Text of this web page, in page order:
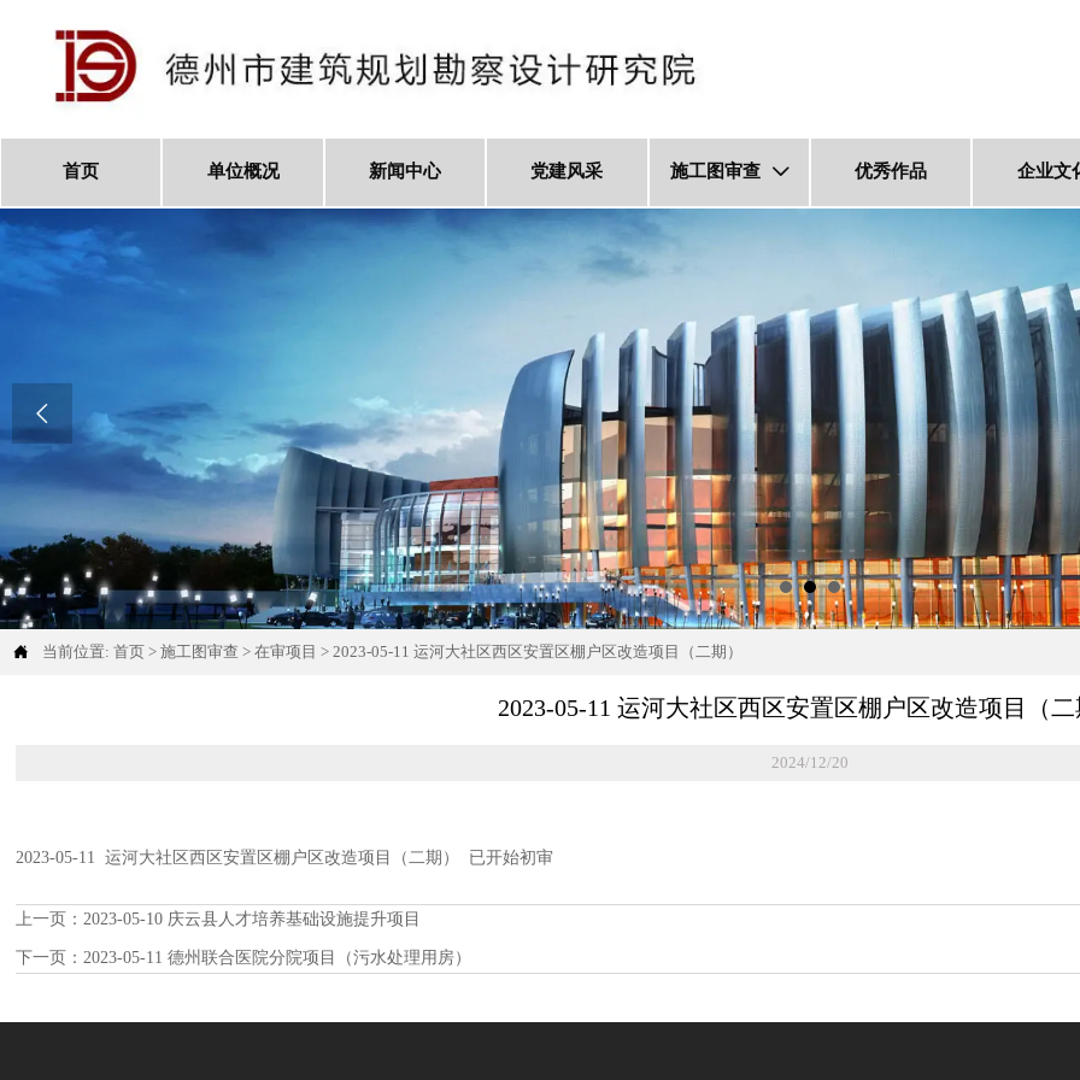
首页 单位概况 新闻中心 党建风采 施工图审查  优秀作品 企业文

 当前位置: 首页 > 施工图审查 > 在审项目 > 2023-05-11 运河大社区西区安置区棚户区改造项目（二期）
2023-05-11 运河大社区西区安置区棚户区改造项目（
2024/12/20
2023-05-11 运河大社区西区安置区棚户区改造项目（二期） 已开始初审
上一页：2023-05-10 庆云县人才培养基础设施提升项目
下一页： 2023-05-11 德州联合医院分院项目（污水处理用房）